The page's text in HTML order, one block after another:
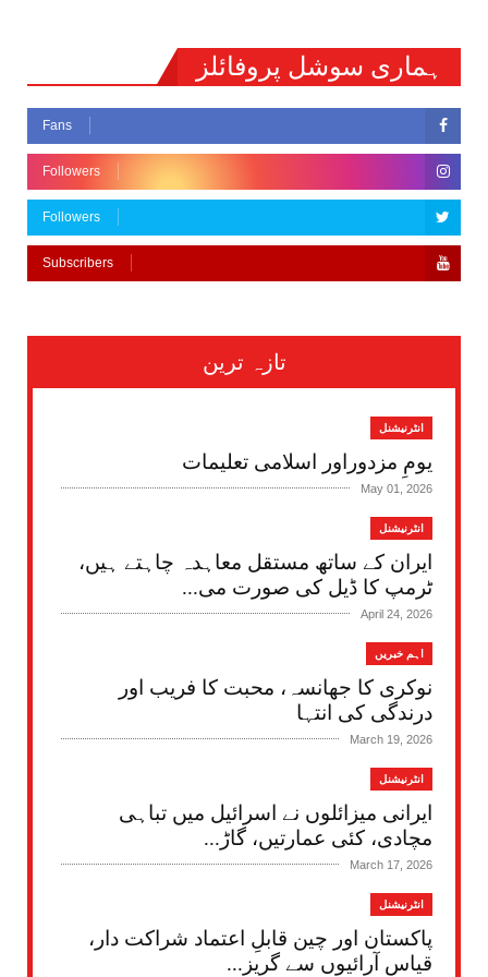
ہماری سوشل پروفائلز
Fans
Followers
Followers
Subscribers
تازہ ترین
انٹرنیشنل
یومِ مزدوراور اسلامی تعلیمات
May 01, 2026
انٹرنیشنل
ایران کے ساتھ مستقل معاہدہ چاہتے ہیں،
ٹرمپ کا ڈیل کی صورت می...
April 24, 2026
اہم خبریں
نوکری کا جھانسہ، محبت کا فریب اور
درندگی کی انتہا
March 19, 2026
انٹرنیشنل
ایرانی میزائلوں نے اسرائیل میں تباہی
مچادی، کئی عمارتیں، گاڑ...
March 17, 2026
انٹرنیشنل
پاکستان اور چین قابلِ اعتماد شراکت دار،
قیاس آرائیوں سے گریز...